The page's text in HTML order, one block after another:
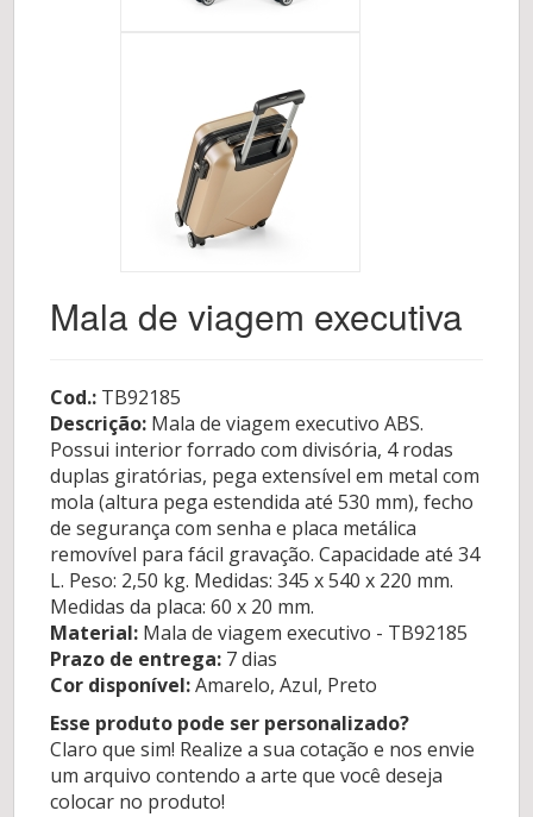
Mala de viagem executiva
Cod.: TB92185
Descrição: Mala de viagem executivo ABS.
Possui interior forrado com divisória, 4 rodas
duplas giratórias, pega extensível em metal com
mola (altura pega estendida até 530 mm), fecho
de segurança com senha e placa metálica
removível para fácil gravação. Capacidade até 34
L. Peso: 2,50 kg. Medidas: 345 x 540 x 220 mm.
Medidas da placa: 60 x 20 mm.
Material: Mala de viagem executivo - TB92185
Prazo de entrega: 7 dias
Cor disponível:Amarelo, Azul, Preto
Esse produto pode ser personalizado?
Claro que sim! Realize a sua cotação e nos envie
um arquivo contendo a arte que você deseja
colocar no produto!